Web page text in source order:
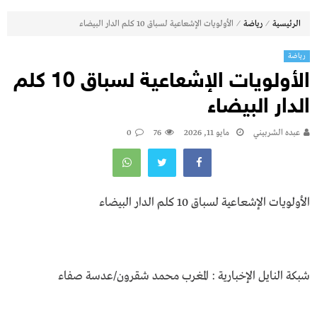
الرئيسية ⁄ رياضة ⁄ الأولويات الإشعاعية لسباق 10 كلم الدار البيضاء
رياضة
الأولويات الإشعاعية لسباق 10 كلم
الدار البيضاء
عبده الشربيني مايو 11, 2026 76
0
الأولويات الإشعاعية لسباق 10 كلم الدار البيضاء
شبكة النايل الإخبارية : المغرب محمد شقرون/عدسة صفاء